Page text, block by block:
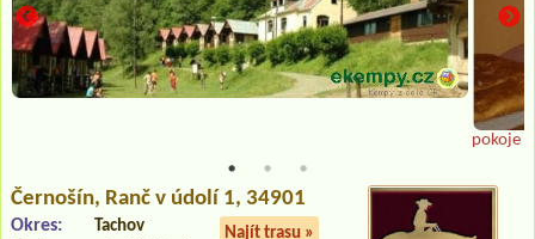
pokoje
Černošín, Ranč v údolí 1, 34901
Najít trasu »
Okres: Tachov